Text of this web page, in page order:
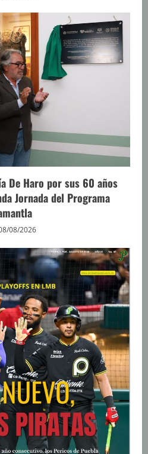
De Haro por sus 60 años
Jornada del Programa
08/2026